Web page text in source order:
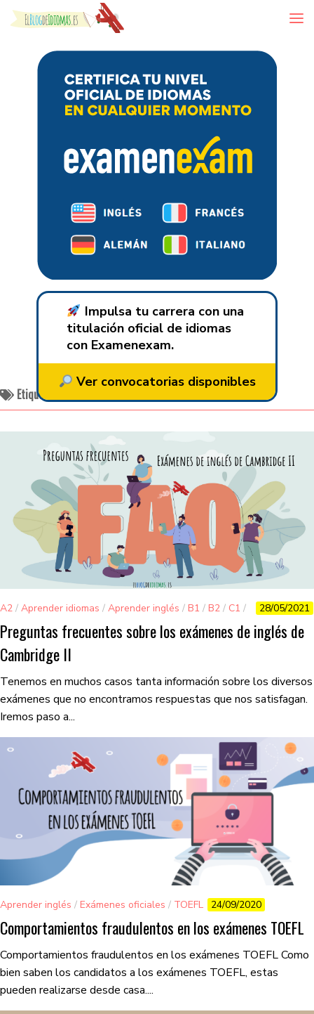
Skip to content
Impulsa tu carrera con una
titulación oficial de idiomas
con Examenexam.
Ver convocatorias disponibles
Etiquetado:
A2 / Aprender idiomas / Aprender inglés / B1 / B2 / C1 /
C2
Cambridge Exámenes oficiales
28/05/2021
Preguntas frecuentes sobre los exámenes de inglés de
Cambridge II
Tenemos en muchos casos tanta información sobre los diversos
exámenes que no encontramos respuestas que nos satisfagan.
Iremos paso a...
Aprender inglés / Exámenes oficiales / TOEFL 24/09/2020
Comportamientos fraudulentos en los exámenes TOEFL
Comportamientos fraudulentos en los exámenes TOEFL Como
bien saben los candidatos a los exámenes TOEFL, estas
pueden realizarse desde casa....